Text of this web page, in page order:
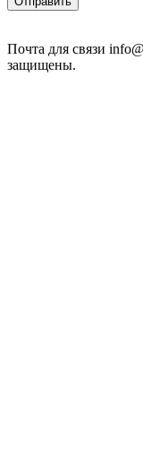
Почта для связи
защищены.